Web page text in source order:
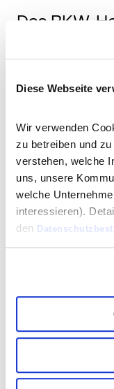
Diese Webseite
Wir verwenden
zu betreiben und
verstehen, welche
uns, unsere
welche
interessieren).
den
Das RKW-
kostenfreie
die
können ein
bestätigt
bekommen
Absprache
ausgefüllt